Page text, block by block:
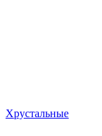
Хрустальные